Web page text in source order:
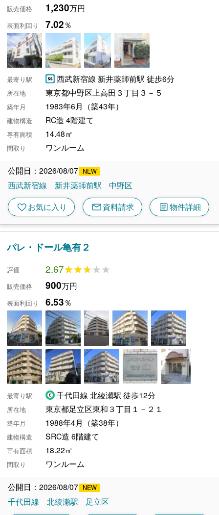
販売価格 1,230万円
表面利回り 7.02％
最寄り駅 西武新宿線 新井薬師前駅 徒歩6分
所在地 東京都中野区上高田３丁目３－５
築年月 1983年6月（築43年）
建物構造 RC造 4階建て
専有面積 14.48㎡
間取り ワンルーム
公開日：2026/08/07
西武新宿線
新井薬師前駅 中野区
favoriteお気に入り mail資料請求 article物件詳細
パレ・ドール亀有２
評価 2.67★★★★★
★★★★★
販売価格 900万円
表面利回り 6.53％
最寄り駅 千代田線 北綾瀬駅 徒歩12分
所在地 東京都足立区東和３丁目１－２１
築年月 1988年4月（築38年）
建物構造 SRC造 6階建て
専有面積 18.22㎡
間取り ワンルーム
公開日：2026/08/07
千代田線
北綾瀬駅 足立区